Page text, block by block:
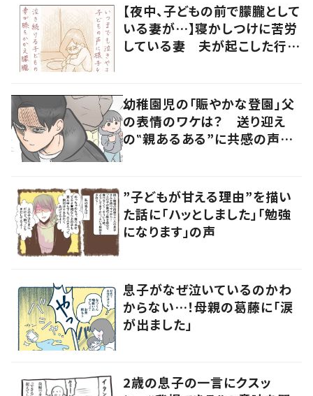
【夜中、子どもの前で朦朧として
いる妻が…】寝かしつけに苦労
している妻 夫が起こした行動
幼稚園児の「賑やかな登園」父
の表情のワケは？ 送り迎え
の‟親あるある”に共感の声集
”子どもが甘える理由”を描い
た話に「ハッとしました」「勉強
になります」の声
息子がなぜ泣いているのかわ
からない…！母親の葛藤に「涙
が出ました」
2歳の息子の一言にクスッ